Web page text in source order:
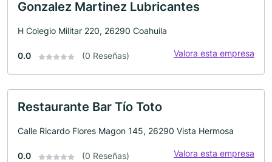
Gonzalez Martinez Lubricantes
H Colegio Militar 220, 26290 Coahuila
0.0 (0 Reseñas) Valora esta empresa
Restaurante Bar Tío Toto
Calle Ricardo Flores Magon 145, 26290 Vista Hermosa
0.0 (0 Reseñas) Valora esta empresa